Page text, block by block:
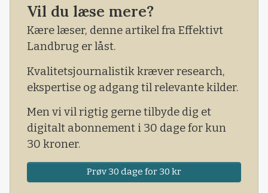
Som det er i dag, så har EU-landene til 2027,
hvor den tredje planperiode ender, til at nå
målsætningerne om at få bragt vandmiljøet i
Vil du læse mere?
Kære læser, denne artikel fra Effektivt
Landbrug er låst.
Kvalitetsjournalistik kræver research,
ekspertise og adgang til relevante kilder.
Men vi vil rigtig gerne tilbyde dig et
digitalt abonnement i 30 dage for kun
30 kroner.
Prøv 30 dage for 30 kr